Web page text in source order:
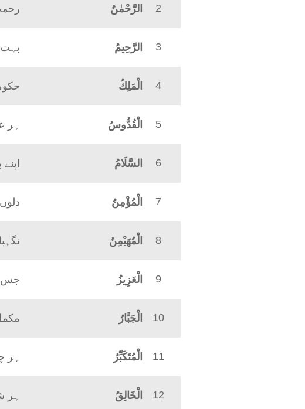
2 الرَّحْمٰنُ
3 الرَّحِيمُ بہت
4 الْمَلِكُ
5 الْقُدُّوسُ ہر
6 السَّلَامُ
7 الْمُؤْمِنُ
8 الْمُهَيْمِنُ
9 الْعَزِيزُ جس
10 الْجَبَّارُ
11 الْمُتَكَبِّرُ ہر
12 الْخَالِقُ ہر